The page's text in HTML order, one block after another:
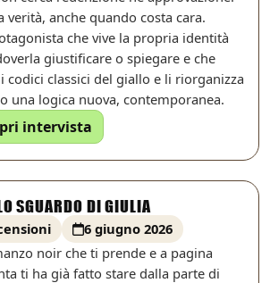
verità, anche quando costa cara.
che vive la propria identità
giustificare o spiegare e che
codici classici del giallo e li riorganizza
una logica nuova, contemporanea.
intervista
SGUARDO DI GIULIA
6 giugno 2026
noir che ti prende e a pagina
ti ha già fatto stare dalla parte di